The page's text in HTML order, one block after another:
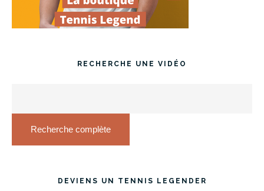
RECHERCHE UNE VIDÉO
Recherche complète
DEVIENS UN TENNIS LEGENDER